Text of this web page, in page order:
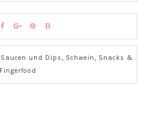
Saucen und Dips, Schwein, Snacks &
Fingerfood